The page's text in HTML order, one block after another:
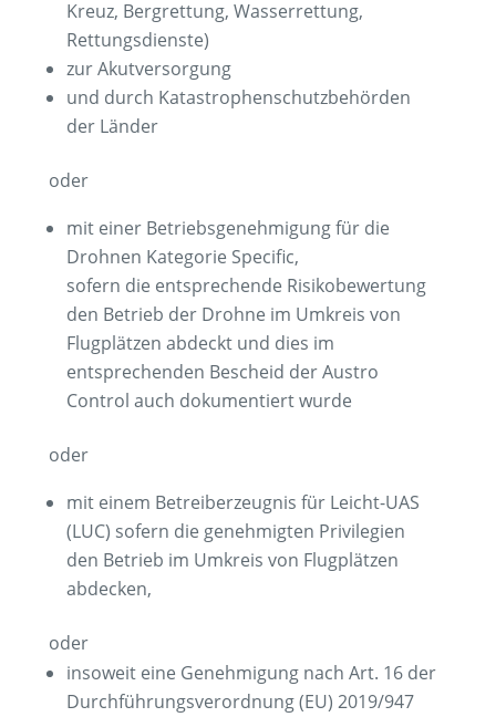
Kreuz, Bergrettung, Wasserrettung,
Rettungsdienste)
zur Akutversorgung
und durch Katastrophenschutzbehörden
der Länder
oder
mit einer Betriebsgenehmigung für die
Drohnen Kategorie Specific,
sofern die entsprechende Risikobewertung
den Betrieb der Drohne im Umkreis von
Flugplätzen abdeckt und dies im
entsprechenden Bescheid der Austro
Control auch dokumentiert wurde
oder
mit einem Betreiberzeugnis für Leicht-UAS
(LUC) sofern die genehmigten Privilegien
den Betrieb im Umkreis von Flugplätzen
abdecken,
oder
insoweit eine Genehmigung nach Art. 16 der
Durchführungsverordnung (EU) 2019/947